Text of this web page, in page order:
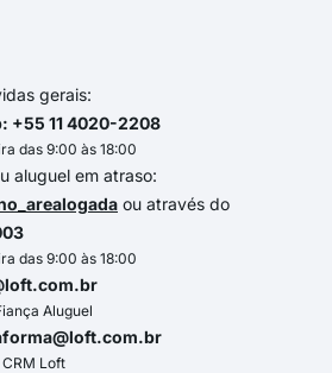
gerais:
+55 11 4020-2208
das 9:00 às 18:00
aluguel em atraso:
ou através do
das 9:00 às 18:00
Aluguel
Loft